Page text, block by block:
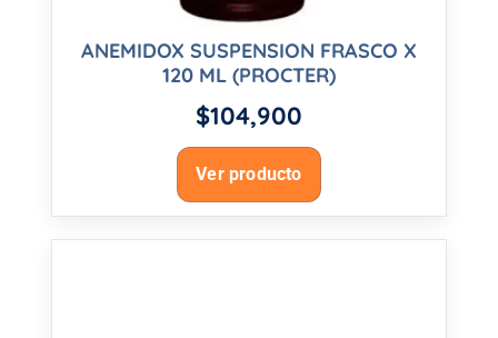
ANEMIDOX SUSPENSION FRASCO X
120 ML (PROCTER)
$104,900
Ver producto